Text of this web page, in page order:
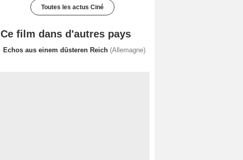
Toutes les actus Ciné
Ce film dans d'autres pays
Echos aus einem düsteren Reich (Allemagne)